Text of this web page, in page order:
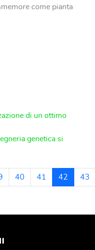
come pianta
di un ottimo
genetica si
Pagina 42 di 48
40 41 42 43